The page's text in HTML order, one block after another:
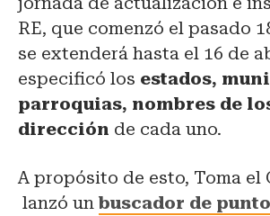
RE, que comenzó el pasado
se extenderá hasta el 16 de
especificó los estados,
parroquias, nombres de
dirección de cada uno.
A propósito de esto, Toma el
lanzó un buscador de